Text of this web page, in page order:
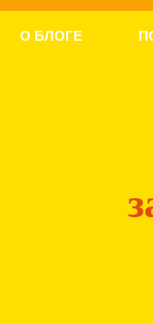
О БЛОГЕ